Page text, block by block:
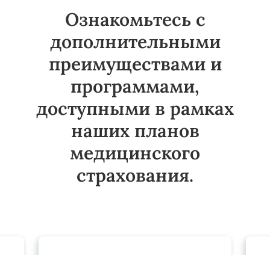
Ознакомьтесь с
дополнительными
преимуществами и
программами,
доступными в рамках
наших планов
медицинского
страхования.